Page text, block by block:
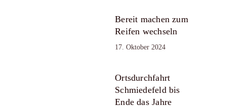
Bereit machen zum
Reifen wechseln
17. Oktober 2024
Ortsdurchfahrt
Schmiedefeld bis
Ende das Jahre